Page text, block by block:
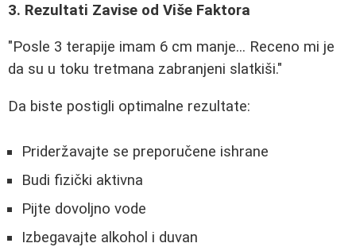
3. Rezultati Zavise od Više Faktora
"Posle 3 terapije imam 6 cm manje... Receno mi je
da su u toku tretmana zabranjeni slatkiši."
Da biste postigli optimalne rezultate:
Prideržavajte se preporučene ishrane
Budi fizički aktivna
Pijte dovoljno vode
Izbegavajte alkohol i duvan